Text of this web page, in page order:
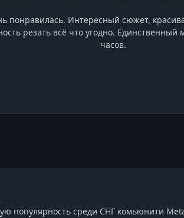
понравилась. Интересный сюжет,
резать всё что угодно.
часов.
популярность среди СНГ комьюнити